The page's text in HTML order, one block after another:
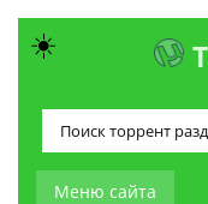
Меню сайта
☀️